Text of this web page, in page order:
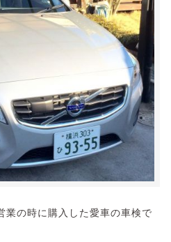
業の時に購入した愛車の車検で